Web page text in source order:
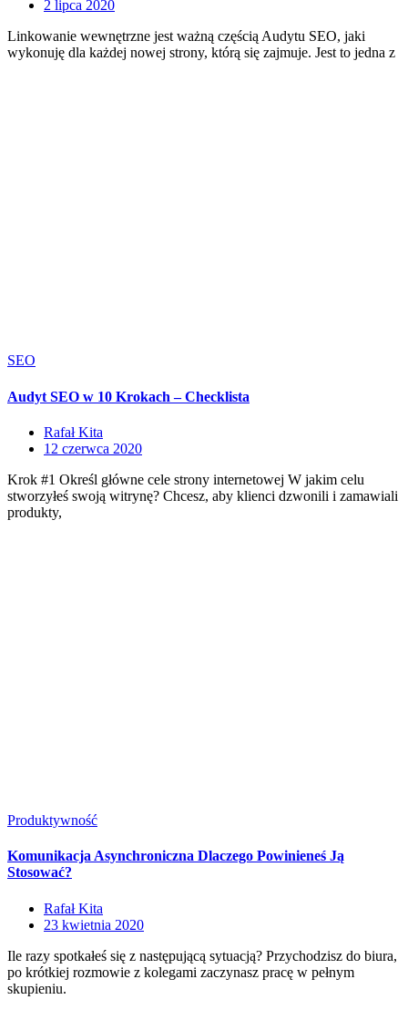
2 lipca 2020
Linkowanie wewnętrzne jest ważną częścią Audytu SEO, jaki
wykonuję dla każdej nowej strony, którą się zajmuje. Jest to jedna z
SEO
Audyt SEO w 10 Krokach – Checklista
Rafał Kita
12 czerwca 2020
Krok #1 Określ główne cele strony internetowej W jakim celu
stworzyłeś swoją witrynę? Chcesz, aby klienci dzwonili i zamawiali
produkty,
Produktywność
Komunikacja Asynchroniczna Dlaczego Powinieneś Ją
Stosować?
Rafał Kita
23 kwietnia 2020
Ile razy spotkałeś się z następującą sytuacją? Przychodzisz do biura,
po krótkiej rozmowie z kolegami zaczynasz pracę w pełnym
skupieniu.